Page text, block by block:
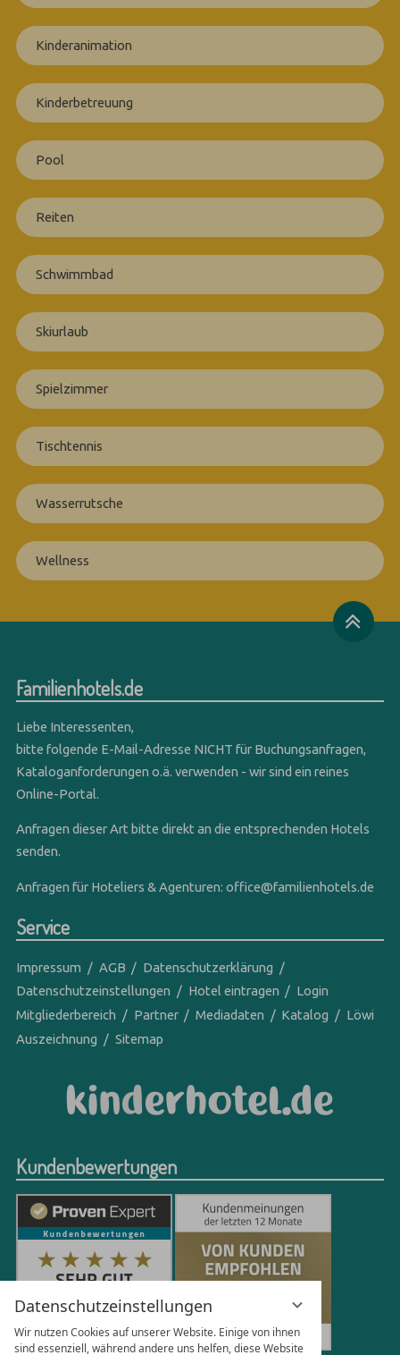
Datenschutzeinstellungen
Wir nutzen Cookies auf unserer Website. Einige von ihnen
sind essenziell, während andere uns helfen, diese Website
Kinderanimation
Kinderbetreuung
Pool
Reiten
Schwimmbad
Skiurlaub
Spielzimmer
Tischtennis
Wasserrutsche
Wellness
Familienhotels.de
Liebe Interessenten,
bitte folgende E-Mail-Adresse NICHT für Buchungsanfragen,
Kataloganforderungen o.ä. verwenden - wir sind ein reines
Online-Portal.
Anfragen dieser Art bitte direkt an die entsprechenden Hotels
senden.
Anfragen für Hoteliers & Agenturen:office@familienhotels.de
Service
Impressum AGB
Datenschutzerklärung
Datenschutzeinstellungen
Hotel eintragen
Login
Mitgliederbereich
Partner Mediadaten Katalog
Löwi
Auszeichnung
Sitemap
Kundenbewertungen